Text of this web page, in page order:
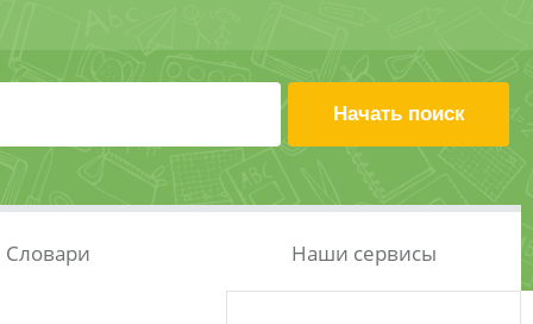
Словари Наши сервисы